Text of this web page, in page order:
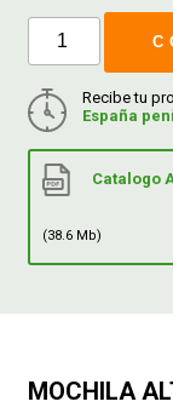
Recibe tu
España
Catalogo
(38.6 Mb)
MOCHILA